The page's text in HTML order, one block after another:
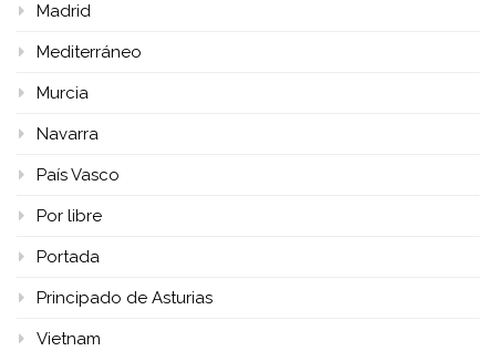
Madrid
Mediterráneo
Murcia
Navarra
País Vasco
Por libre
Portada
Principado de Asturias
Vietnam